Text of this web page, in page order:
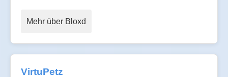
Mehr über Bloxd
VirtuPetz